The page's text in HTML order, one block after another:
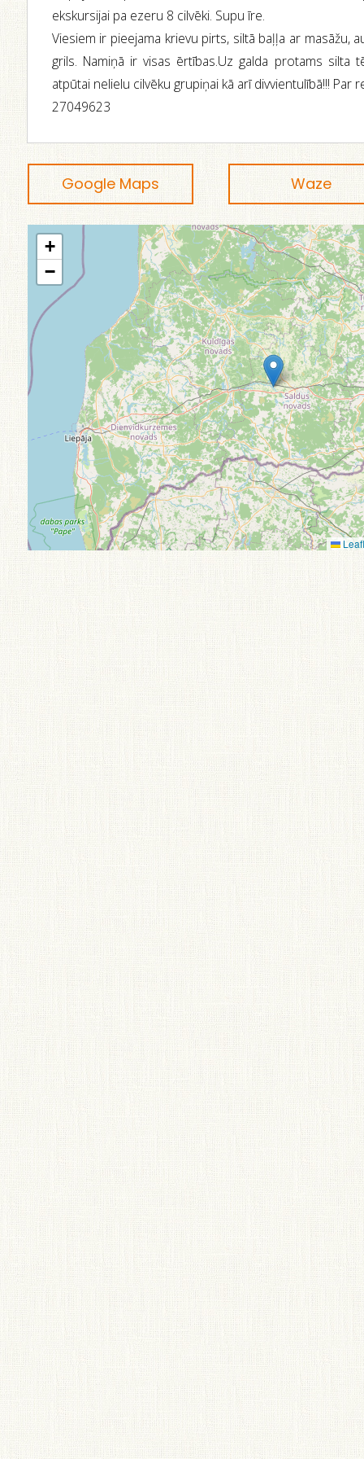
ekskursijai pa ezeru 8 cilvēki. Supu īre.
Viesiem ir pieejama krievu pirts, siltā baļļa ar masāžu,
grils. Namiņā ir visas ērtības.Uz galda protams silta
atpūtai nelielu cilvēku grupiņai kā arī divvientulībā!!! Par
27049623
Google Maps Waze
+
−